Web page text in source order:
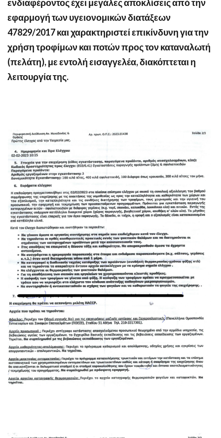
ενδιαφέροντος έχει μεγάλες αποκλίσεις από την
εφαρμογή των υγειονομικών διατάξεων
47829/2017 και χαρακτηριστεί επικίνδυνη για την
χρήση τροφίμων και ποτών προς τον καταναλωτή
(πελάτη), με εντολή εισαγγελέα, διακόπτεται η
λειτουργία της.